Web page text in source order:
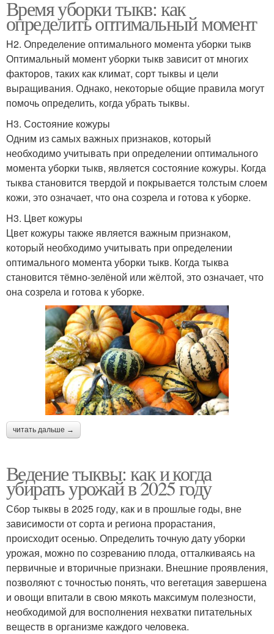
Время уборки тыкв: как
определить оптимальный момент
H2. Определение оптимального момента уборки тыкв
Оптимальный момент уборки тыкв зависит от многих
факторов, таких как климат, сорт тыквы и цели
выращивания. Однако, некоторые общие правила могут
помочь определить, когда убрать тыквы.
H3. Состояние кожуры
Одним из самых важных признаков, который
необходимо учитывать при определении оптимального
момента уборки тыкв, является состояние кожуры. Когда
тыква становится твердой и покрывается толстым слоем
кожи, это означает, что она созрела и готова к уборке.
H3. Цвет кожуры
Цвет кожуры также является важным признаком,
который необходимо учитывать при определении
оптимального момента уборки тыкв. Когда тыква
становится тёмно-зелёной или жёлтой, это означает, что
она созрела и готова к уборке.
читать дальше →
Ведение тыквы: как и когда
убирать урожай в 2025 году
Сбор тыквы в 2025 году, как и в прошлые годы, вне
зависимости от сорта и региона прорастания,
происходит осенью. Определить точную дату уборки
урожая, можно по созреванию плода, отталкиваясь на
первичные и вторичные признаки. Внешние проявления,
позволяют с точностью понять, что вегетация завершена
и овощи впитали в свою мякоть максимум полезности,
необходимой для восполнения нехватки питательных
веществ в организме каждого человека.